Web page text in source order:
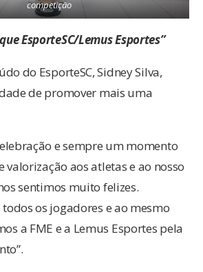
competição
EsporteSC/Lemus Esportes”
do EsporteSC, Sidney Silva,
de promover mais uma
e sempre um momento
valorização aos atletas e ao nosso
sentimos muito felizes.
os jogadores e ao mesmo
a FME e a Lemus Esportes pela